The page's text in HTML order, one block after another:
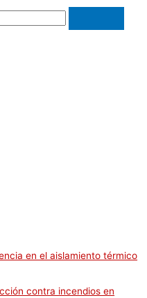
en el aislamiento térmico
contra incendios en